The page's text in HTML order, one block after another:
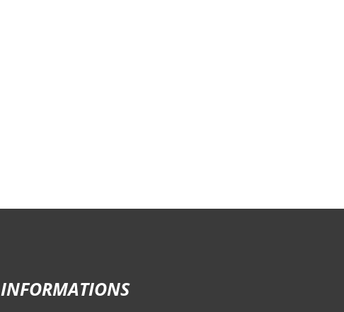
INFORMATIONS